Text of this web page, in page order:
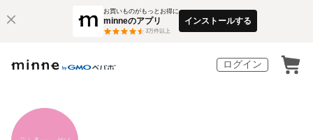
お買いものがもっとお得に
minneのアプリ
3万件以上
インストールする
ログイン